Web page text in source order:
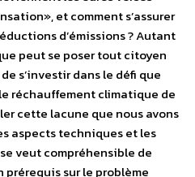
et comment s’assurer
d’émissions ? Autant
peut se poser tout citoyen
s’investir dans le défi que
réchauffement climatique de
cette lacune que nous avons
aspects techniques et les
veut compréhensible de
sur le problème